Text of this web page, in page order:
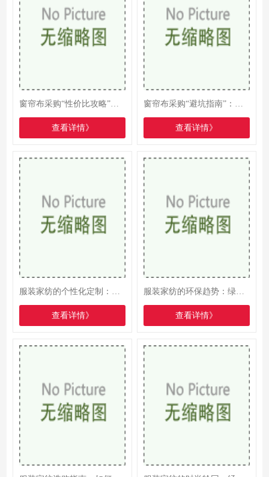
窗帘布采购“性价比攻略”：如何预算内打造理想家居
查看详情》
窗帘布采购“避坑指南”：从材质到安装的全流程解码
查看详情》
服装家纺的个性化定制：满足你对独特与专属的追求
查看详情》
服装家纺的环保趋势：绿色生活从细节做起
查看详情》